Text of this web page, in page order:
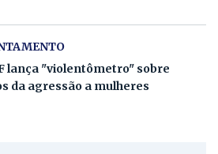
lança "violentômetro" sobre
da agressão a mulheres